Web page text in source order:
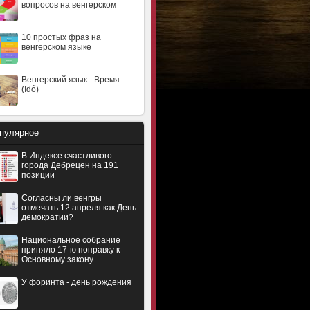
вопросов на венгерском
10 простых фраз на
венгерском языке
Венгерский язык - Время
(Idő)
В Индексе счастливого
города Дебрецен на 191
позиции
Согласны ли венгры
отмечать 12 апреля как День
демократии?
Национальное собрание
приняло 17-ю поправку к
Основному закону
У форинта - день рождения